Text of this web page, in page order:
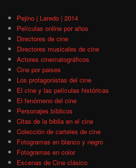
Pejino | Laredo | 2014
Películas online por años
Directores de cine
Directores musicales de cine
Actores cinematográficos
Cine por paises
Los protagonistas del cine
El cine y las películas históricas
El fenómeno del cine
Personajes bíblicos
Citas de la biblia en el cine
Colección de carteles de cine
Fotogramas en blanco y negro
Fotogramas en color
Escenas de Cine clásico